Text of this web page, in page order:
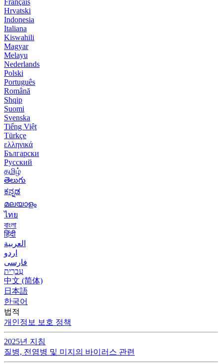
Hrvatski
Indonesia
Italiana
Kiswahili
Magyar
Melayu
Nederlands
Polski
Português
Română
Shqip
Suomi
Svenska
Tiếng Việt
Türkçe
ελληνικά
Български
Русский
தமிழ்
తెలుగు
ಕನ್ನಡ
മലയാളം
ไทย
বাংলা
हिंदी
العربية
اردو
فارسی
עִברִית
中文 (简体)
日本語
한국어
법적
개인정보 보호 정책
2025년 지침
질병, 전염병 및 미지의 바이러스 관련